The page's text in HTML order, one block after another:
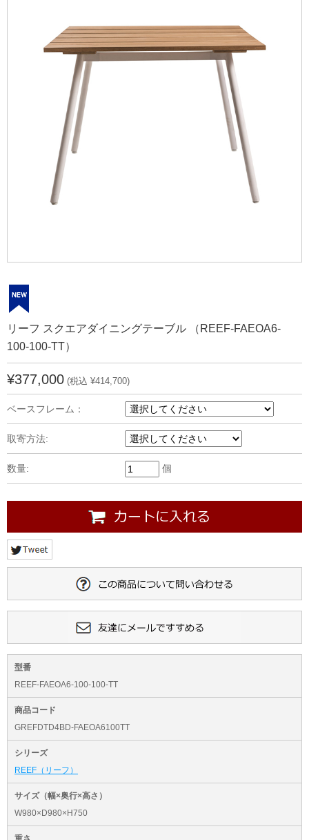
リーフ スクエアダイニングテーブル （REEF-FAEOA6-
100-100-TT）
¥377,000 (税込 ¥414,700)
ベースフレーム：
取寄方法:
数量: 個
型番
REEF-FAEOA6-100-100-TT
商品コード
GREFDTD4BD-FAEOA6100TT
シリーズ
REEF（リーフ）
サイズ（幅×奥行×高さ）
W980×D980×H750